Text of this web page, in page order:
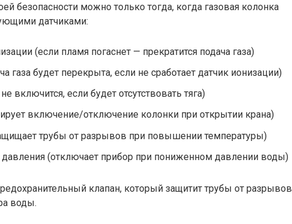
безопасности можно только тогда, когда газовая колонка
датчиками:
(если пламя погаснет — прекратится подача газа)
газа будет перекрыта, если не сработает датчик ионизации)
включится, если будет отсутствовать тяга)
включение/отключение колонки при открытии крана)
трубы от разрывов при повышении температуры)
(отключает прибор при пониженном давлении воды)
клапан, который защитит трубы от разрывов
воды.